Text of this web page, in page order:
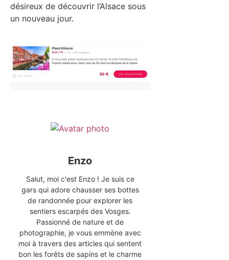
désireux de découvrir l’Alsace sous
un nouveau jour.
Enzo
Salut, moi c'est Enzo ! Je suis ce
gars qui adore chausser ses bottes
de randonnée pour explorer les
sentiers escarpés des Vosges.
Passionné de nature et de
photographie, je vous emmène avec
moi à travers des articles qui sentent
bon les forêts de sapins et le charme